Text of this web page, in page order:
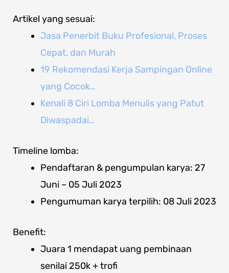
Artikel yang sesuai:
Jasa Penerbit Buku Profesional, Proses
Cepat, dan Murah
19 Rekomendasi Kerja Sampingan Online
yang Cocok…
Kenali 8 Ciri Lomba Menulis yang Patut
Diwaspadai…
Timeline lomba:
Pendaftaran & pengumpulan karya: 27
Juni – 05 Juli 2023
Pengumuman karya terpilih: 08 Juli 2023
Benefit:
Juara 1 mendapat uang pembinaan
senilai 250k + trofi